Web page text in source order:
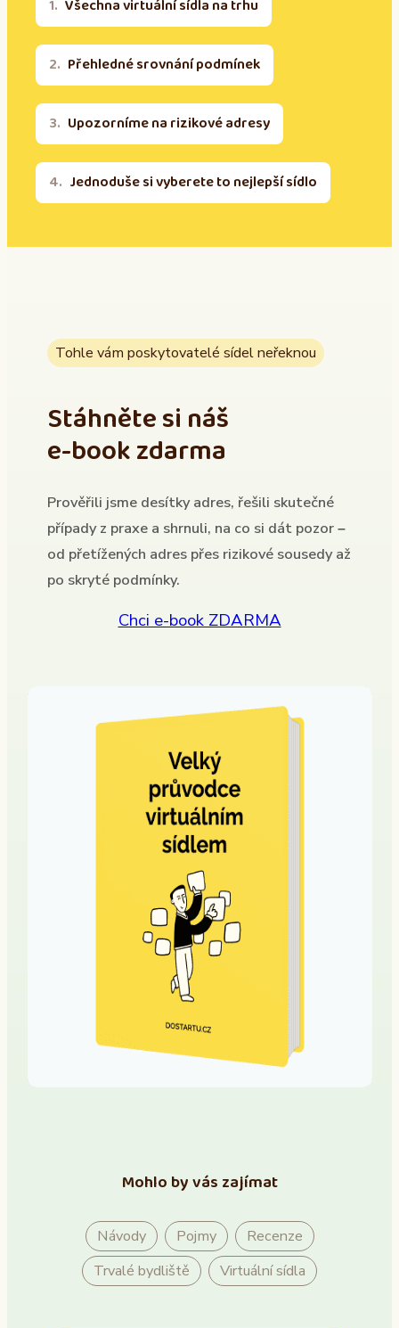
Všechna virtuální sídla na trhu
Přehledné srovnání podmínek
Upozorníme na rizikové adresy
Jednoduše si vyberete to nejlepší sídlo
Tohle vám poskytovatelé sídel neřeknou
Stáhněte si náš
e-book zdarma
Prověřili jsme desítky adres, řešili skutečné
případy z praxe a shrnuli, na co si dát pozor –
od přetížených adres přes rizikové sousedy až
po skryté podmínky.
Chci e-book ZDARMA
Mohlo by vás zajímat
Návody Pojmy
Recenze
Trvalé bydliště
Virtuální sídla